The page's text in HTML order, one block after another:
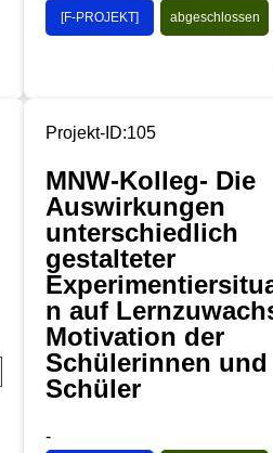
[F-PROJEKT] abgeschlossen
Projekt-ID:105
MNW-Kolleg- Die
Auswirkungen
unterschiedlich
gestalteter
n auf
Motivation der
Schülerinnen und
Schüler
-